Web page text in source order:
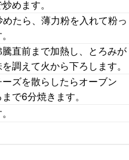
めます。
たら、薄力粉を入れて粉っ
直前まで加熱し、とろみが
調えて火から下ろします。
ズを散らしたらオーブン
で6分焼きます。